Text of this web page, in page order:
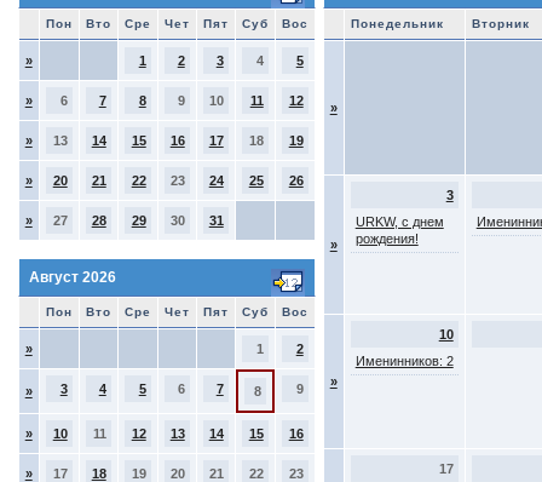
Пон Вто Сре Чет Пят Суб Вос
» 1 2 3 4 5
» 6 7 8 9 10 11 12
» 13 14 15 16 17 18 19
» 20 21 22 23 24 25 26
» 27 28 29 30 31
Август 2026
Пон Вто Сре Чет Пят Суб Вос
» 1 2
» 3 4 5 6 7 8 9
» 10 11 12 13 14 15 16
» 17 18 19 20 21 22 23
Понедельник Вторник
»
»
3
URKW, с днем
рождения!
»
10
Именинников: 2
17